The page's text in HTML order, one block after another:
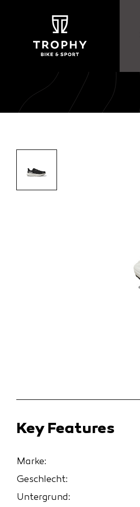
Key Features
Marke:
Geschlecht:
Untergrund: